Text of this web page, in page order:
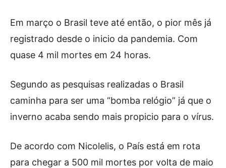
Em março o Brasil teve até então, o pior mês já
registrado desde o inicio da pandemia. Com
quase 4 mil mortes em 24 horas.
Segundo as pesquisas realizadas o Brasil
caminha para ser uma “bomba relógio” já que o
inverno acaba sendo mais propicio para o vírus.
De acordo com Nicolelis, o País está em rota
para chegar a 500 mil mortes por volta de maio